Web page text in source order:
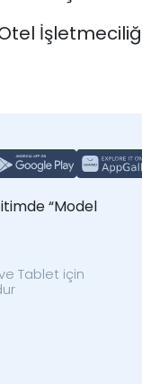
“Model
Tablet için